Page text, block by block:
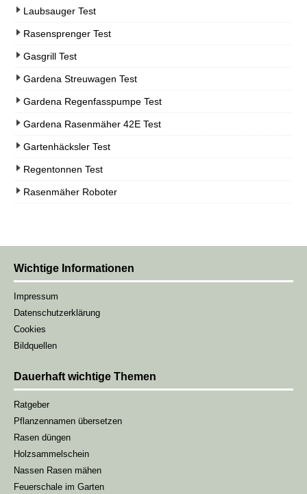
Laubsauger Test
Rasensprenger Test
Gasgrill Test
Gardena Streuwagen Test
Gardena Regenfasspumpe Test
Gardena Rasenmäher 42E Test
Gartenhäcksler Test
Regentonnen Test
Rasenmäher Roboter
Wichtige Informationen
Impressum
Datenschutzerklärung
Cookies
Bildquellen
Dauerhaft wichtige Themen
Ratgeber
Pflanzennamen übersetzen
Rasen düngen
Holzsammelschein
Nassen Rasen mähen
Feuerschale im Garten